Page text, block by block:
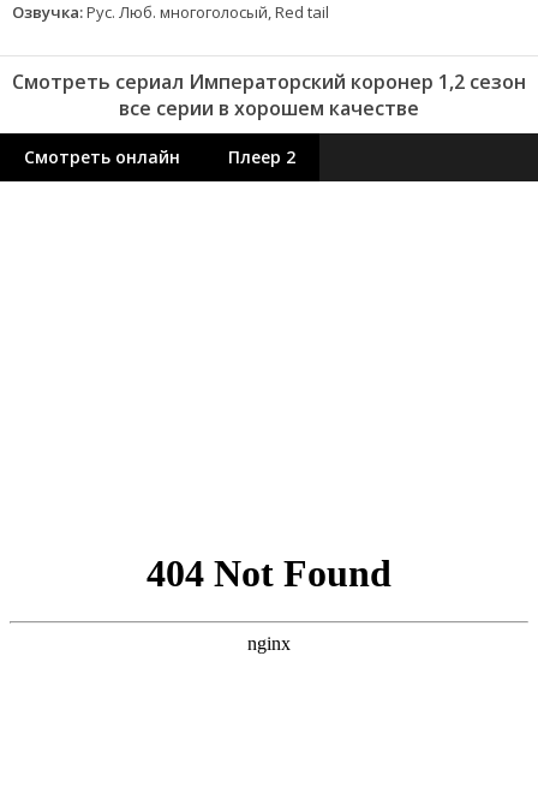
Озвучка:Рус. Люб. многоголосый, Red tail
Смотреть сериал Императорский коронер 1,2 сезон
все серии в хорошем качестве
Смотреть онлайн Плеер 2